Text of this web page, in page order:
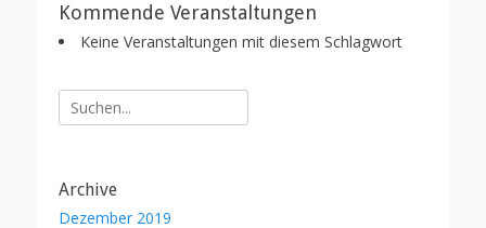
Kommende Veranstaltungen
Keine Veranstaltungen mit diesem Schlagwort
Suche
nach:
Archive
Dezember 2019